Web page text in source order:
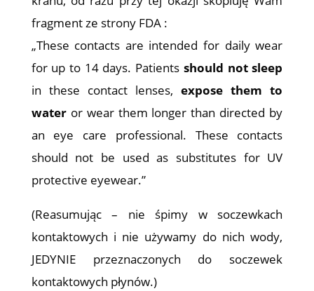
fragment ze strony FDA :
„These contacts are intended for daily wear
for up to 14 days. Patients should not sleep
in these contact lenses,expose them to
wateror wear them longer than directed by
an eye care professional. These contacts
should not be used as substitutes for UV
protective eyewear.”
(Reasumując – nie śpimy w soczewkach
kontaktowych i nie używamy do nich wody,
JEDYNIE przeznaczonych do soczewek
kontaktowych płynów.)